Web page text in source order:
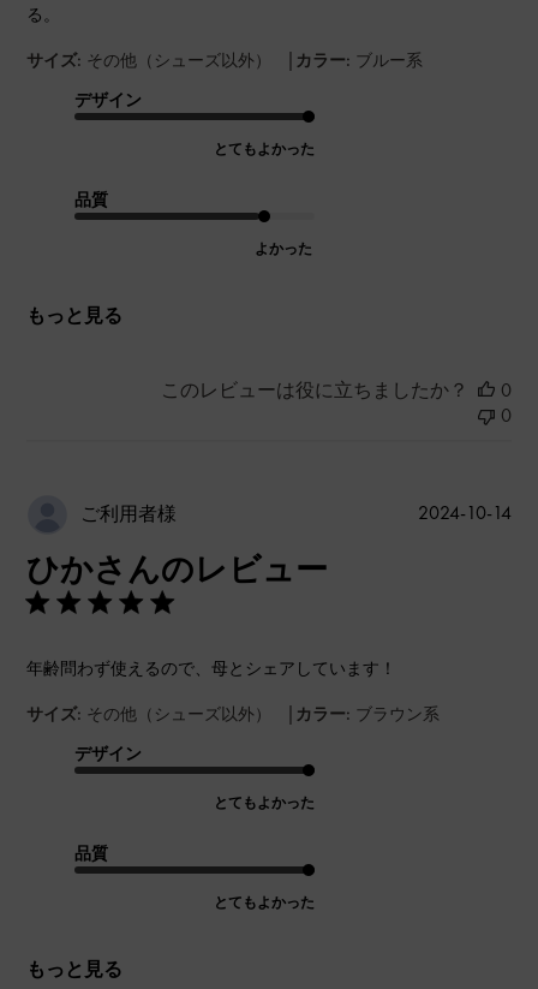
る。
サイズ: その他（シューズ以外） | カラー: ブルー系
デザイン
とてもよかった
品質
よかった
もっと見る
このレビューは役に立ちましたか？
0
0
ご利用者様
ひかさんのレビュー
年齢問わず使えるので、母とシェアしています！
サイズ: その他（シューズ以外） | カラー: ブラウン系
デザイン
とてもよかった
品質
とてもよかった
もっと見る
公
2024-10-14